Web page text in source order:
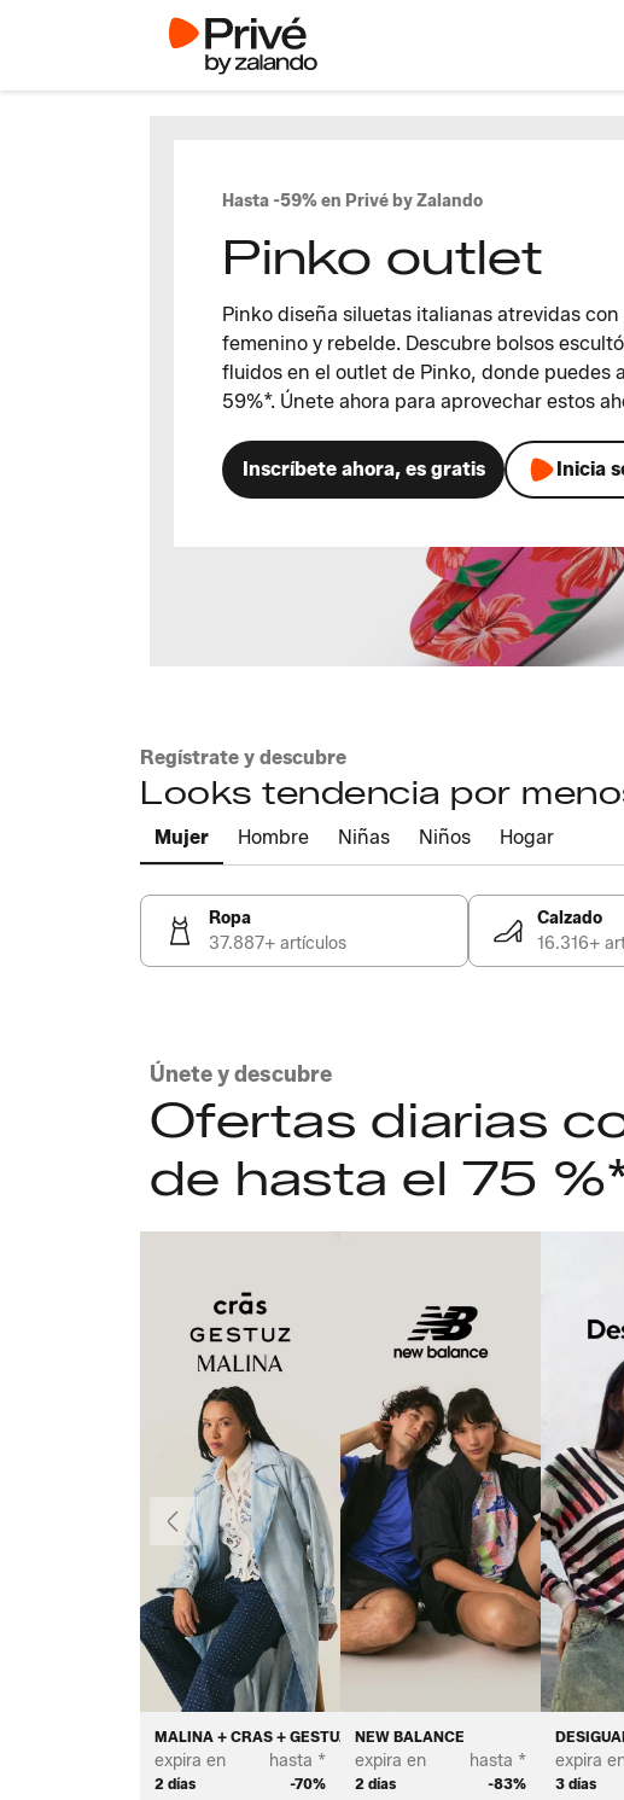
Hasta -59% en Privé by Zalando
Pinko outlet
Pinko diseña siluetas italianas atrevidas
femenino y rebelde. Descubre bolsos
fluidos en el outlet de Pinko, donde puedes
59%*. Únete ahora para aprovechar estos
Inscríbete ahora, es gratis Inicia
Regístrate y descubre
Looks tendencia por
Mujer Hombre Niñas Niños Hogar
Ropa
37.887+ artículos
Calzado
16.316+
Únete y descubre
Ofertas diarias
de hasta el 75
MALINA + CRAS + GESTUZ
expira en
2 días
hasta *
-70%
NEW BALANCE
expira en
2 días
hasta *
-83%
expira
3 días
Anteriormente